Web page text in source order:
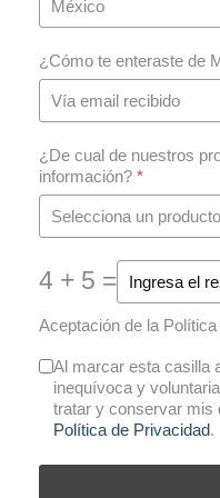
¿Cómo te enteraste de
¿De cual de nuestros
información? *
4 + 5 =
Aceptación de la
Al marcar esta casilla
inequívoca y
tratar y conservar mis
Política de Privacidad.